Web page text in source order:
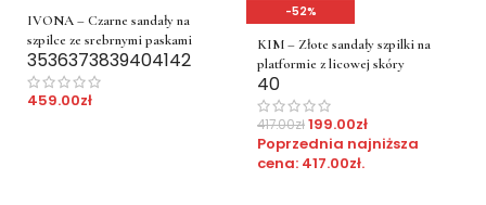
IVONA – Czarne sandały na
szpilce ze srebrnymi paskami
3536373839404142
459.00zł
-52%
KIM – Złote sandały szpilki na
platformie z licowej skóry
40
417.00zł199.00zł
Poprzednia najniższa
cena: 417.00zł.